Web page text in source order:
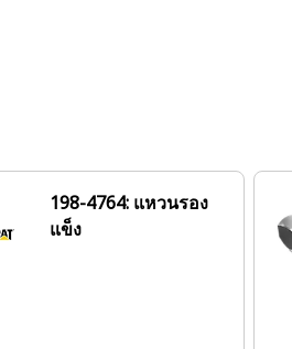
198-4764: แหวนรอง
แข็ง